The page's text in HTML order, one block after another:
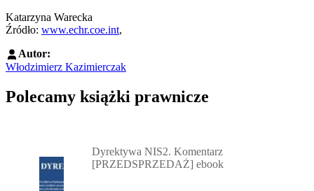
Katarzyna Warecka
Źródło: www.echr.coe.int,
Autor:
Włodzimierz Kazimierczak
Polecamy książki prawnicze
Dyrektywa NIS2. Komentarz
[PRZEDSPRZEDAŻ] ebook